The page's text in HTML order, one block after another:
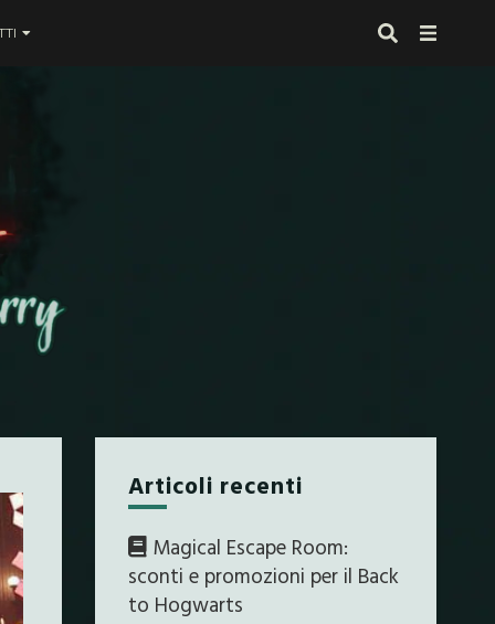
proprio alla fine
Articoli recenti
Magical Escape Room:
sconti e promozioni per il Back
to Hogwarts